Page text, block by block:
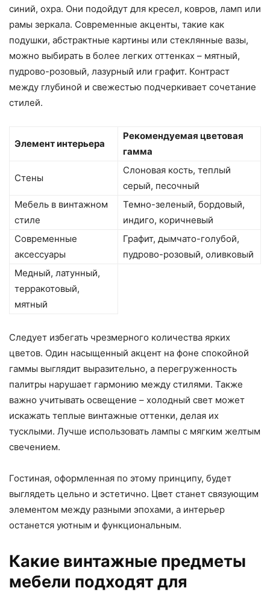
синий, охра. Они подойдут для кресел, ковров, ламп или
рамы зеркала. Современные акценты, такие как
подушки, абстрактные картины или стеклянные вазы,
можно выбирать в более легких оттенках – мятный,
пудрово-розовый, лазурный или графит. Контраст
между глубиной и свежестью подчеркивает сочетание
стилей.
Элемент интерьера
Рекомендуемая цветовая
гамма
Стены
Слоновая кость, теплый
серый, песочный
Мебель в винтажном
стиле
Темно-зеленый, бордовый,
индиго, коричневый
Современные
аксессуары
Графит, дымчато-голубой,
пудрово-розовый, оливковый
Медный, латунный,
терракотовый,
мятный
Следует избегать чрезмерного количества ярких
цветов. Один насыщенный акцент на фоне спокойной
гаммы выглядит выразительно, а перегруженность
палитры нарушает гармонию между стилями. Также
важно учитывать освещение – холодный свет может
искажать теплые винтажные оттенки, делая их
тусклыми. Лучше использовать лампы с мягким желтым
свечением.
Гостиная, оформленная по этому принципу, будет
выглядеть цельно и эстетично. Цвет станет связующим
элементом между разными эпохами, а интерьер
останется уютным и функциональным.
Какие винтажные предметы
мебели подходят для